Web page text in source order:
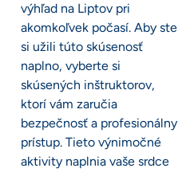
výhľad na Liptov pri
akomkoľvek počasí. Aby ste
si užili túto skúsenosť
naplno, vyberte si
skúsených inštruktorov,
ktorí vám zaručia
bezpečnosť a profesionálny
prístup. Tieto výnimočné
aktivity naplnia vaše srdce